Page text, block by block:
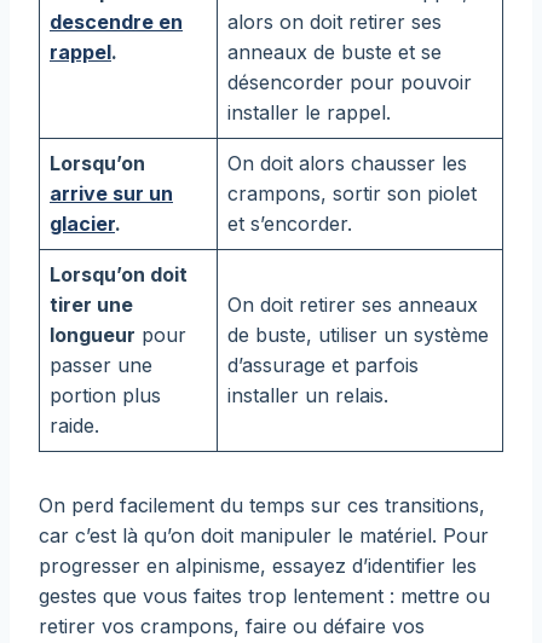
descendre en
rappel.
alors on doit retirer ses
anneaux de buste et se
désencorder pour pouvoir
installer le rappel.
Lorsqu’on
arrive sur un
glacier.
On doit alors chausser les
crampons, sortir son piolet
et s’encorder.
Lorsqu’on doit
tirer une
longueur pour
passer une
portion plus
raide.
On doit retirer ses anneaux
de buste, utiliser un système
d’assurage et parfois
installer un relais.
On perd facilement du temps sur ces transitions,
car c’est là qu’on doit manipuler le matériel. Pour
progresser en alpinisme, essayez d’identifier les
gestes que vous faites trop lentement : mettre ou
retirer vos crampons, faire ou défaire vos